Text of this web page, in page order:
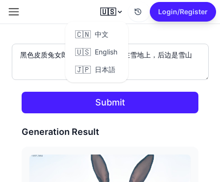
🇺🇸
🇨🇳 中文
🇺🇸 English
🇯🇵 日本語
Login/Register
Submit
Generation Result